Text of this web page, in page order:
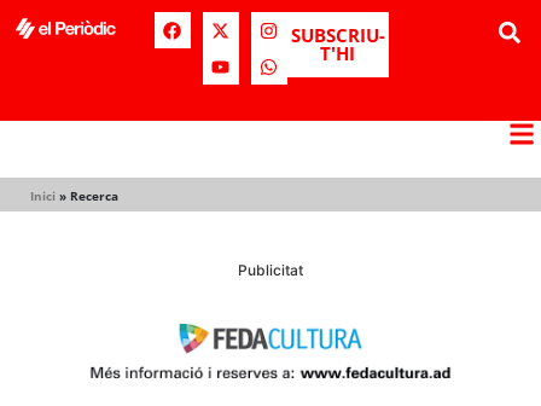
SUBSCRIU-
T'HI
Inici » Recerca
Publicitat